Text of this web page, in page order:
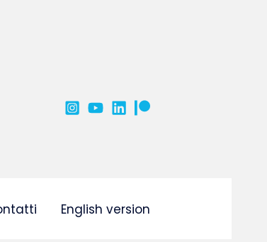
English version